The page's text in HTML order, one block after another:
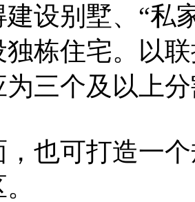
设别墅、“私
独栋住宅。以
为三个及以上
，也可打造一